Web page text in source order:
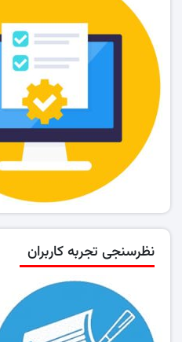
نظرسنجی تجربه کاربران